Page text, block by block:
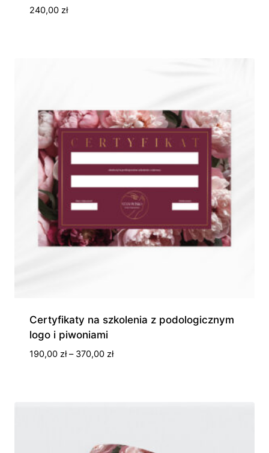
240,00 zł
Certyfikaty na szkolenia z podologicznym
logo i piwoniami
190,00 zł – 370,00 złZakres